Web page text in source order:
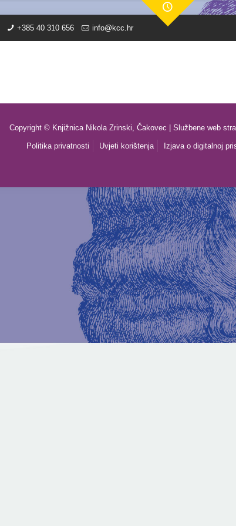
+385 40 310 656 info@kcc.hr
Copyright © Knjižnica Nikola Zrinski, Čakovec | Službene web
Politika privatnosti Uvjeti korištenja Izjava o digitalnoj